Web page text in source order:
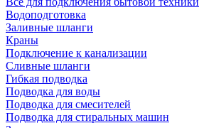
Водоподготовка
Заливные шланги
Краны
Подключение к канализации
Сливные шланги
Гибкая подводка
Подводка для воды
Подводка для смесителей
Подводка для стиральных машин